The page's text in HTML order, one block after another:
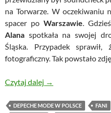
na Torwarze. W oczekiwaniu
spacer po Warszawie.
Alana spotkała na swojej
Śląska. Przypadek
fotograficzny. Tak powstało
Czytaj dalej Historia jednej
→
DEPECHE MODE W POLSCE FANI